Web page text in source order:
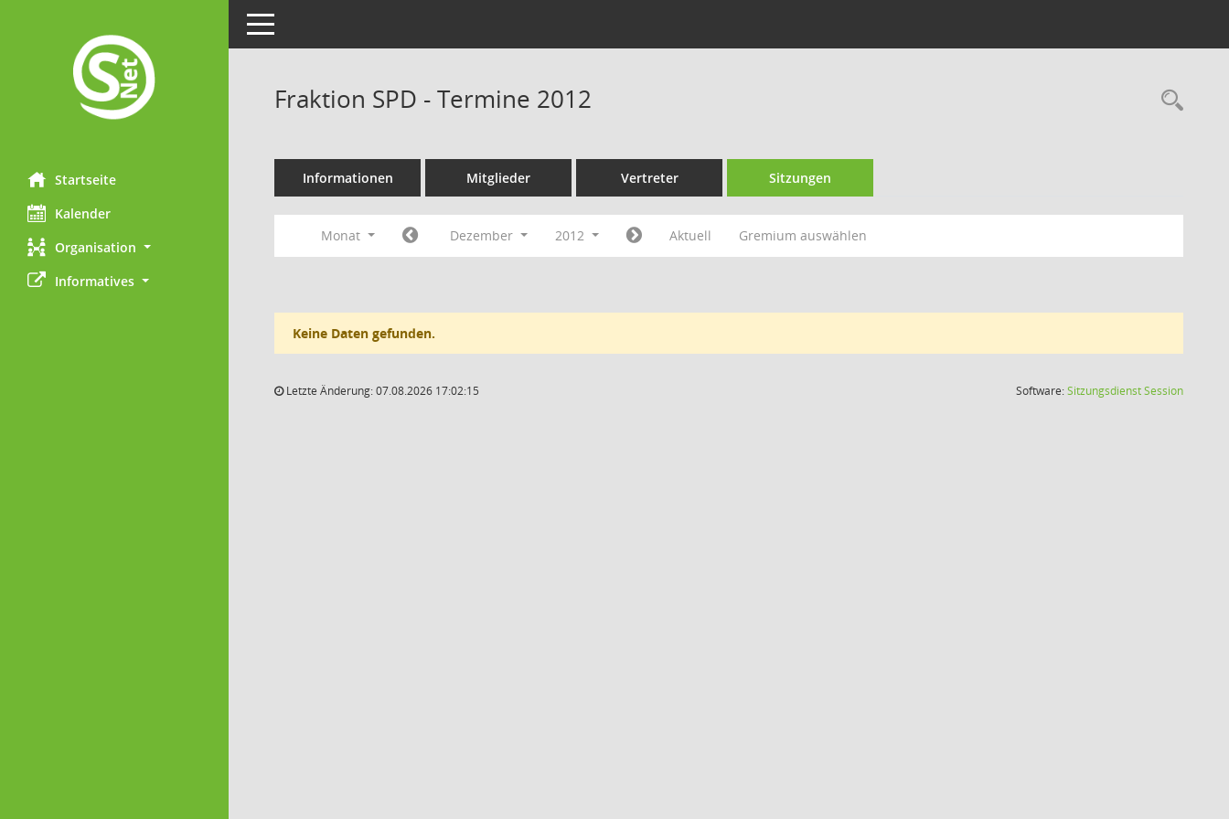
Startseite
Kalender
Organisation
Informatives
Toggle navigation
Fraktion SPD - Termine 2012
Informationen Mitglieder Vertreter Sitzungen
Monat Dezember 2012 Aktuell Gremium auswählen
Keine Daten gefunden.
Letzte Änderung: 07.08.2026 17:02:15 Software:SitzungsdienstSession(Wird in